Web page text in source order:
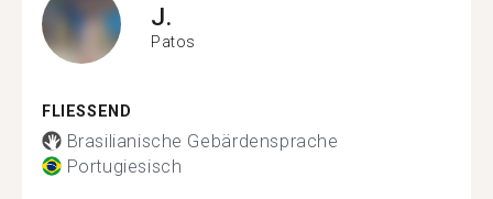
J.
Patos
FLIESSEND
Brasilianische Gebärdensprache
Portugiesisch